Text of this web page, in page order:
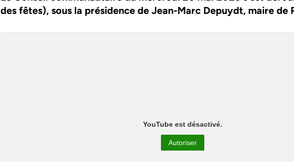
des fêtes), sous la présidence de Jean-Marc Depuydt, maire de
YouTube est désactivé.
Autoriser